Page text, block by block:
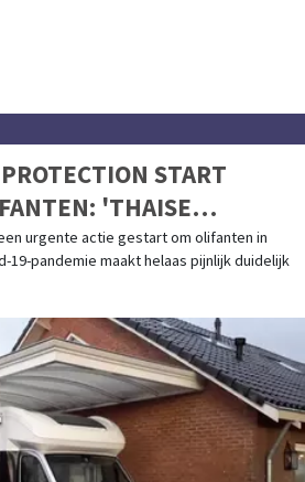
START
'THAISE
PROBLEMEN DOOR
urgente actie gestart om olifanten in
19-pandemie maakt helaas pijnlijk duidelijk